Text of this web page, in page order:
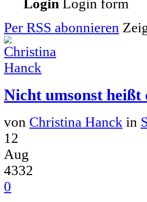
Login Login form
Per RSS abonnieren
Nicht umsonst heißt
von Christina Hanck in
12
Aug
4332
0